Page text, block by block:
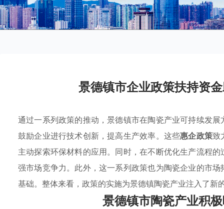
景德镇市企业政策扶持资
通过一系列政策的推动，景德镇市在陶瓷产业可持续发
鼓励企业进行技术创新，提高生产效率。这些惠企政策致
主动探索环保材料的应用。同时，在不断优化生产流程
强市场竞争力。此外，这一系列政策也为陶瓷企业的市
基础。整体来看，政策的实施为景德镇陶瓷产业注入了新
景德镇市陶瓷产业积